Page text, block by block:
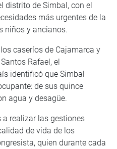
distrito de Simbal, con el
más urgentes de la
niños y ancianos.
caseríos de Cajamarca y
Rafael, el
identificó que Simbal
de sus quince
agua y desagüe.
a realizar las gestiones
de vida de los
quien durante cada